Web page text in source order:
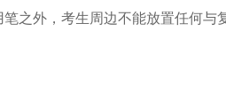
之外，考生周边不能放置任何与